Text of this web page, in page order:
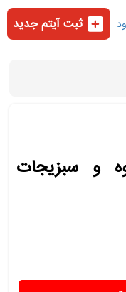
ثبت آیتم جدید
و سبزیجات